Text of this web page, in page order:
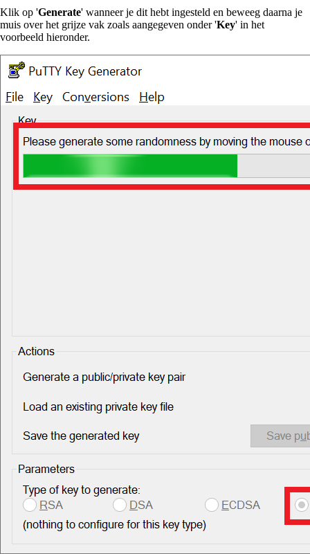
Klik op 'Generate' wanneer je dit hebt ingesteld en beweeg daarna je
muis over het grijze vak zoals aangegeven onder 'Key' in het
voorbeeld hieronder.